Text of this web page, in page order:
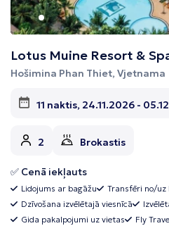
Lotus Muine Resort &
Hošimina Phan Thiet, Vjetnama
11 naktis, 24.11.2026 -
2 Brokastis
✅ Cenā iekļauts
Lidojums ar bagāžu
Transfēri no/uz
Dzīvošana izvēlētajā viesnīcā
Gida pakalpojumi uz vietas
Fly